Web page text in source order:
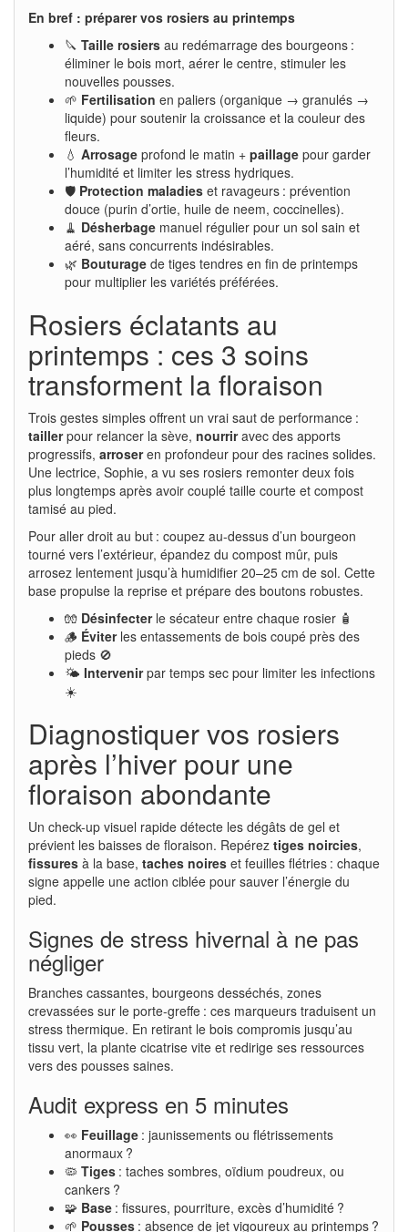
En bref : préparer vos rosiers au printemps
🔪 Taille rosiers au redémarrage des bourgeons :
éliminer le bois mort, aérer le centre, stimuler les
nouvelles pousses.
🌱 Fertilisation en paliers (organique → granulés →
liquide) pour soutenir la croissance et la couleur des
fleurs.
💧 Arrosage profond le matin + paillage pour garder
l’humidité et limiter les stress hydriques.
🛡️ Protection maladies et ravageurs : prévention
douce (purin d’ortie, huile de neem, coccinelles).
🧹 Désherbage manuel régulier pour un sol sain et
aéré, sans concurrents indésirables.
🌿 Bouturage de tiges tendres en fin de printemps
pour multiplier les variétés préférées.
Rosiers éclatants au
printemps : ces 3 soins
transforment la floraison
Trois gestes simples offrent un vrai saut de performance :
taillerpour relancer la sève, nourriravec des apports
progressifs, arroseren profondeur pour des racines solides.
Une lectrice, Sophie, a vu ses rosiers remonter deux fois
plus longtemps après avoir couplé taille courte et compost
tamisé au pied.
Pour aller droit au but : coupez au-dessus d’un bourgeon
tourné vers l’extérieur, épandez du compost mûr, puis
arrosez lentement jusqu’à humidifier 20–25 cm de sol. Cette
base propulse la reprise et prépare des boutons robustes.
🧤 Désinfecterle sécateur entre chaque rosier 🧴
🪵 Éviterles entassements de bois coupé près des
pieds 🚫
🌤️ Intervenirpar temps sec pour limiter les infections
☀️
Diagnostiquer vos rosiers
après l’hiver pour une
floraison abondante
Un check-up visuel rapide détecte les dégâts de gel et
prévient les baisses de floraison. Repérez tiges noircies,
fissures à la base, taches noires et feuilles flétries : chaque
signe appelle une action ciblée pour sauver l’énergie du
pied.
Signes de stress hivernal à ne pas
négliger
Branches cassantes, bourgeons desséchés, zones
crevassées sur le porte-greffe : ces marqueurs traduisent un
stress thermique. En retirant le bois compromis jusqu’au
tissu vert, la plante cicatrise vite et redirige ses ressources
vers des pousses saines.
Audit express en 5 minutes
👀 Feuillage : jaunissements ou flétrissements
anormaux ?
🦠 Tiges : taches sombres, oïdium poudreux, ou
cankers ?
🧩 Base : fissures, pourriture, excès d’humidité ?
🌱 Pousses : absence de jet vigoureux au printemps ?